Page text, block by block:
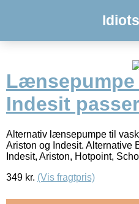
Lænsepumpe
Indesit
Alternativ lænsepumpe til
Ariston og Indesit. Alternative
Indesit, Ariston, Hotpoint,
349 kr. (Vis fragtpris)